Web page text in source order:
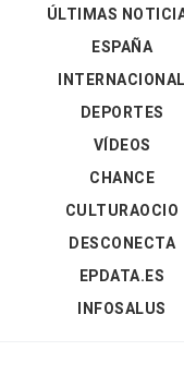
ÚLTIMAS
ESPAÑA
INTERNACIONAL
DEPORTES
VÍDEOS
CHANCE
CULTURAOCIO
DESCONECTA
EPDATA.ES
INFOSALUS